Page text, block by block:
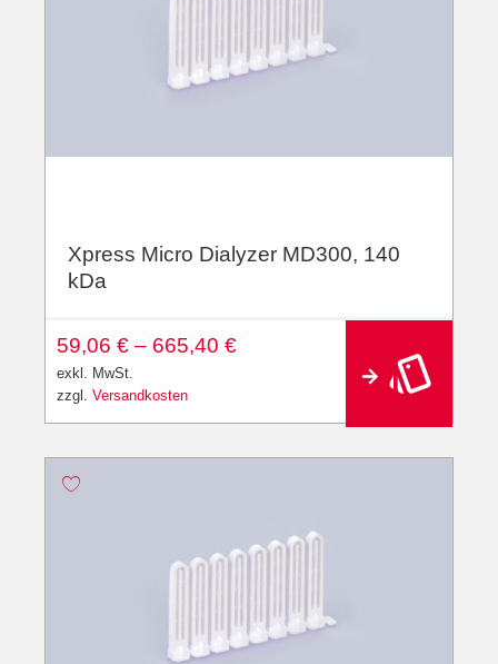
Xpress Micro Dialyzer MD300, 140
kDa
59,06 € – 665,40 €
exkl. MwSt.
zzgl. Versandkosten
v